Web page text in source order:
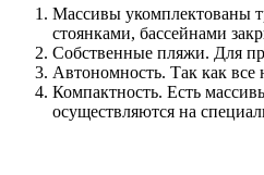
Массивы укомплектованы
стоянками, бассейнами
Собственные пляжи. Для
Автономность. Так как все
Компактность. Есть
осуществляются на